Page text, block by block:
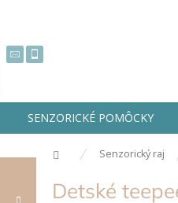
SENZORICKÉ POMÔCKY
Domov Senzorický raj
Detské